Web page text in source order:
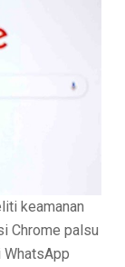
keamanan
Chrome palsu